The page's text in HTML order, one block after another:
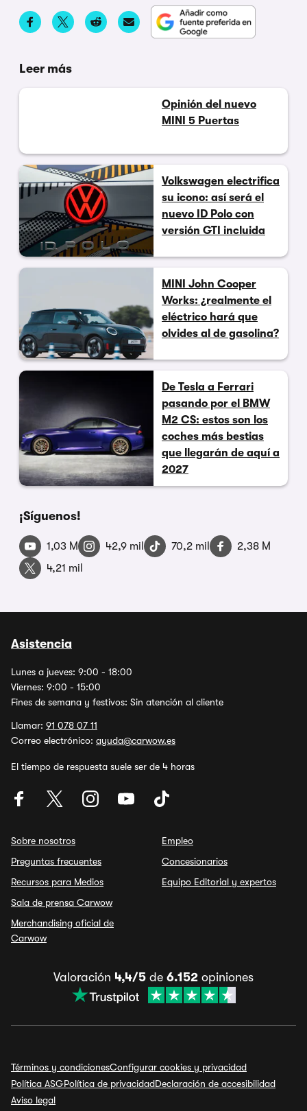
Leer más
Opinión del nuevo
MINI 5 Puertas
Volkswagen electrifica
su icono: así será el
nuevo ID Polo con
versión GTI incluida
MINI John Cooper
Works: ¿realmente el
eléctrico hará que
olvides al de gasolina?
De Tesla a Ferrari
pasando por el BMW
M2 CS: estos son los
coches más bestias
que llegarán de aquí a
2027
¡Síguenos!
1,03 M 42,9 mil 70,2 mil
2,38 M
4,21 mil
Asistencia
Lunes a jueves: 9:00 - 18:00
Viernes: 9:00 - 15:00
Fines de semana y festivos: Sin atención al cliente
Llamar: 91 078 07 11
Correo electrónico: ayuda@carwow.es
El tiempo de respuesta suele ser de 4 horas
Sobre nosotros
Preguntas frecuentes
Recursos para Medios
Sala de prensa Carwow
Merchandising oficial de
Carwow
Empleo
Concesionarios
Equipo Editorial y expertos
Valoración 4,4/5 de 6.152 opiniones
Términos y condicionesConfigurar cookies y privacidad
Política ASGPolítica de privacidadDeclaración de accesibilidad
Aviso legal